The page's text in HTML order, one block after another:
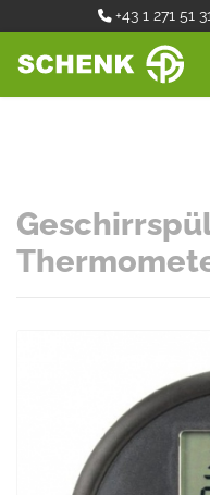
+43 1 271 51 31